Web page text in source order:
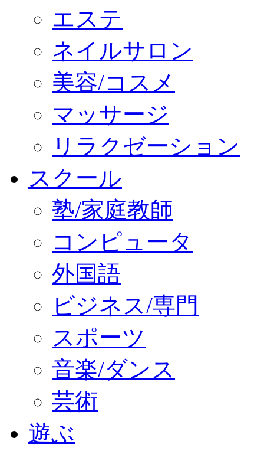
エステ
ネイルサロン
美容/コスメ
マッサージ
リラクゼーション
スクール
塾/家庭教師
コンピュータ
外国語
ビジネス/専門
スポーツ
音楽/ダンス
芸術
遊ぶ